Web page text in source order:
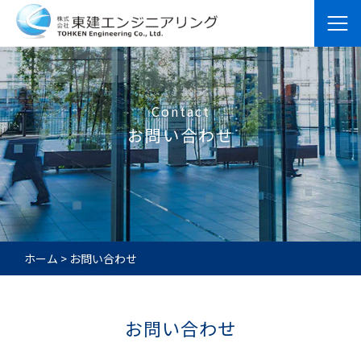
Contact
お問い合わせ
ホーム > お問い合わせ
お問い合わせ